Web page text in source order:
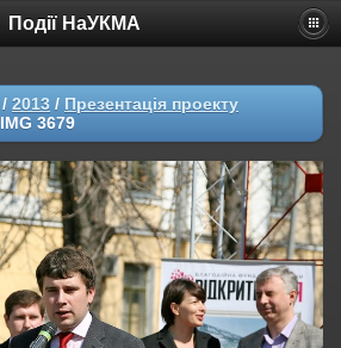
Події НаУКМА
/ 2013 / Презентація проекту
IMG 3679